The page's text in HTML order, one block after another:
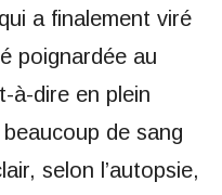
a finalement viré
poignardée au
à-dire en plein
de sang
selon l’autopsie,